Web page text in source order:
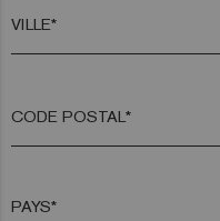
VILLE*
CODE POSTAL*